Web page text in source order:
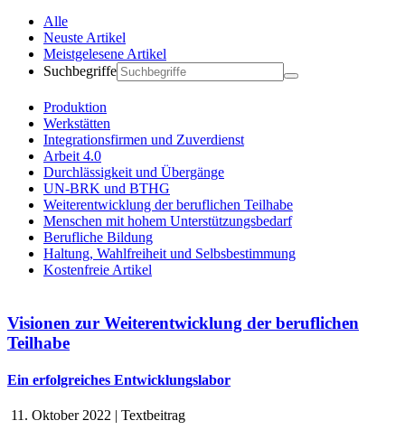
Alle
Neuste Artikel
Meistgelesene Artikel
Suchbegriffe
Produktion
Werkstätten
Integrationsfirmen und Zuverdienst
Arbeit 4.0
Durchlässigkeit und Übergänge
UN-BRK und BTHG
Weiterentwicklung der beruflichen Teilhabe
Menschen mit hohem Unterstützungsbedarf
Berufliche Bildung
Haltung, Wahlfreiheit und Selbsbestimmung
Kostenfreie Artikel
Visionen zur Weiterentwicklung der beruflichen
Teilhabe
Ein erfolgreiches Entwicklungslabor
11. Oktober 2022 | Textbeitrag